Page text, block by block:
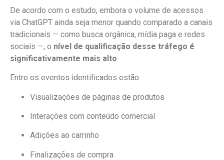
De acordo com o estudo, embora o volume de acessos
via ChatGPT ainda seja menor quando comparado a canais
tradicionais — como busca orgânica, mídia paga e redes
sociais —, o nível de qualificação desse tráfego é
significativamente mais alto
Entre os eventos identificados estão:
Visualizações de páginas de produtos
Interações com conteúdo comercial
Adições ao carrinho
Finalizações de compra